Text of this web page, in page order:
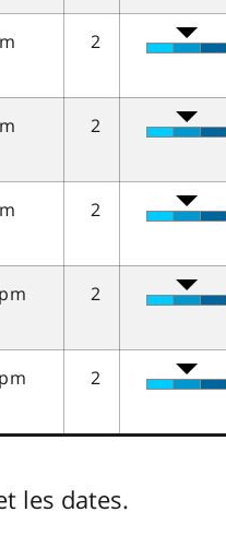
2
2
2
2
2
les dates.